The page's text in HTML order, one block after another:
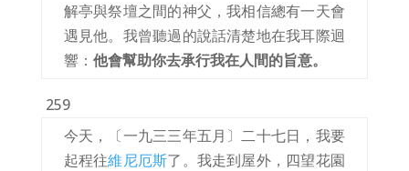
解亭與祭壇之間的神父，我相信總有一天會
遇見他。我曾聽過的說話清楚地在我耳際迴
響： 他會幫助你去承行我在人間的旨意。
259
今天，〔一九三三年五月〕二十七日，我要
起程往維尼厄斯了。我走到屋外，四望花園